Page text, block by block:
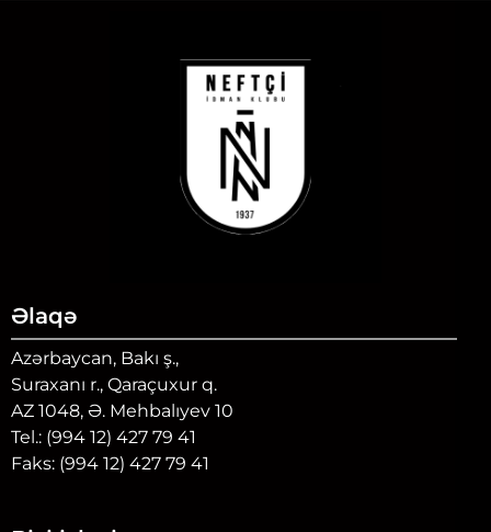
Əlaqə
Azərbaycan, Bakı ş.,
Suraxanı r., Qaraçuxur q.
AZ 1048, Ə. Mehbalıyev 10
Tel.: (994 12) 427 79 41
Faks: (994 12) 427 79 41